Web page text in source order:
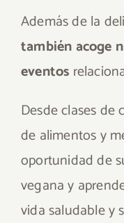
Además de la
también acoge
eventos
Desde clases de
de alimentos y
oportunidad de
vegana y
vida saludable y